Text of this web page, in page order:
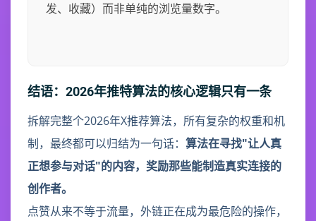
发、收藏）而非单纯的浏览量数字。
结语：2026年推特算法的核心逻辑只有一条
拆解完整个2026年X推荐算法，所有复杂的权重和机
制，最终都可以归结为一句话： 算法在寻找"让人真
正想参与对话"的内容，奖励那些能制造真实连接的
创作者。
点赞从来不等于流量，外链正在成为最危险的操作，